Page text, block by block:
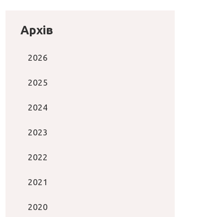
Архів
2026
2025
2024
2023
2022
2021
2020